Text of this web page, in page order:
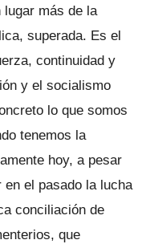
más de la
superada. Es el
continuidad y
y el socialismo
lo que somos
tenemos la
hoy, a pesar
el pasado la lucha
conciliación de
que